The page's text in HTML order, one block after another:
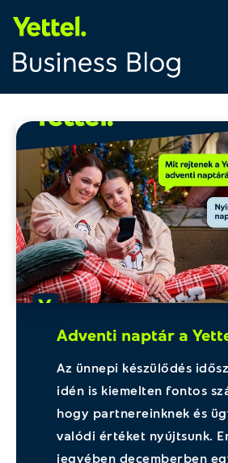
Adventi naptár a
Az ünnepi készülődés
idén is kiemelten fontos
hogy partnereinknek és
valódi értéket nyújtsunk.
jegyében decemberben